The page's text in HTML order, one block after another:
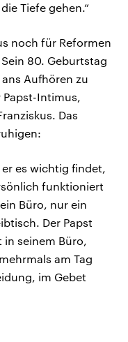
Tiefe gehen.“
noch für Reformen
80. Geburtstag
Aufhören zu
Papst-Intimus,
Das
es wichtig findet,
funktioniert
Büro, nur ein
Der Papst
seinem Büro,
am Tag
im Gebet